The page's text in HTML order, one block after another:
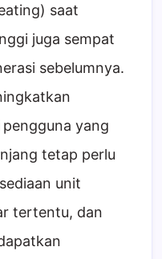
saat
juga sempat
sebelumnya.
yang
tetap perlu
unit
tertentu, dan